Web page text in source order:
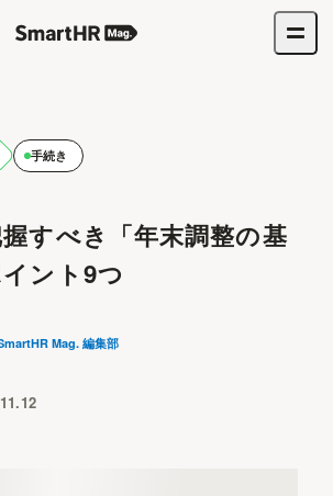
手続き
すべき「年末調整の基
ント9つ
Mag. 編集部